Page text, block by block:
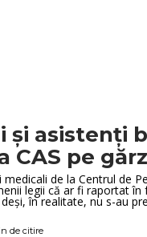
și asistenți
CAS pe
de la Centrul de
legii că ar fi raportat în
în realitate, nu s-au
de citire